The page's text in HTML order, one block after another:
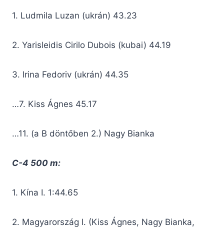
1. Ludmila Luzan (ukrán) 43.23
2. Yarisleidis Cirilo Dubois (kubai) 44.19
3. Irina Fedoriv (ukrán) 44.35
…7. Kiss Ágnes 45.17
…11. (a B döntőben 2.) Nagy Bianka
C-4 500 m:
1. Kína I. 1:44.65
2. Magyarország I. (Kiss Ágnes, Nagy Bianka,